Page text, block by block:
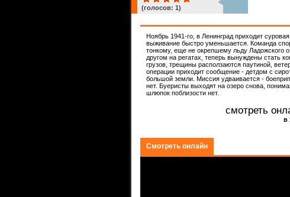
ком.
(голосов: 1 )
Ноябрь 1941-го, в Ленинград приходит
выживание быстро уменьшается. Команда
тонкому, еще не окрепшему льду Ладожского
другом на регатах, теперь вынуждены стать
грузов, трещины расползаются паутиной,
операции приходит сообщение - детдом с
большой земли. Миссия удваивается -
нет. Буеристы выходят на озеро снова,
шлюпок поблизости нет.
смотреть
в
Смотреть онлайн